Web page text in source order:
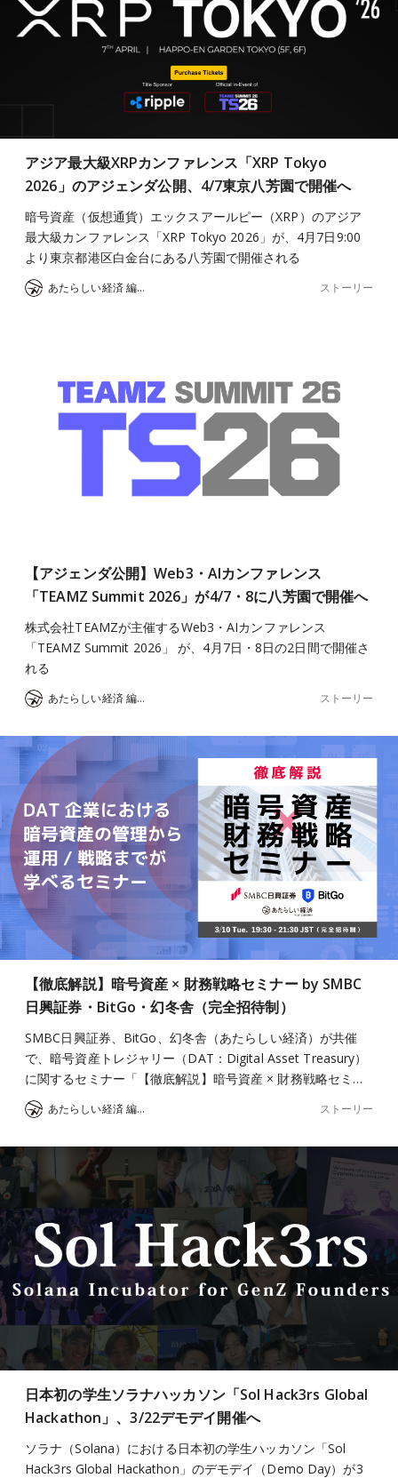
アジア最大級XRPカンファレンス「XRP Tokyo
2026」のアジェンダ公開、4/7東京八芳園で開催へ
暗号資産（仮想通貨）エックスアールピー（XRP）のアジア
最大級カンファレンス「XRP Tokyo 2026」が、4月7日9:00
より東京都港区白金台にある八芳園で開催される
あたらしい経済 編集部 ストーリー
【アジェンダ公開】Web3・AIカンファレンス
「TEAMZ Summit 2026」が4/7・8に八芳園で開催へ
株式会社TEAMZが主催するWeb3・AIカンファレンス
「TEAMZ Summit 2026」 が、4月7日・8日の2日間で開催さ
れる
あたらしい経済 編集部 ストーリー
【徹底解説】暗号資産 × 財務戦略セミナー by SMBC
日興証券・BitGo・幻冬舎（完全招待制）
SMBC日興証券、BitGo、幻冬舎（あたらしい経済）が共催
で、暗号資産トレジャリー（DAT：Digital Asset Treasury）
に関するセミナー「【徹底解説】暗号資産 × 財務戦略セミ…
あたらしい経済 編集部 ストーリー
日本初の学生ソラナハッカソン「Sol Hack3rs Global
Hackathon」、3/22デモデイ開催へ
ソラナ（Solana）における日本初の学生ハッカソン「​Sol
Hack3rs Global Hackathon」のデモデイ（Demo Day）が3